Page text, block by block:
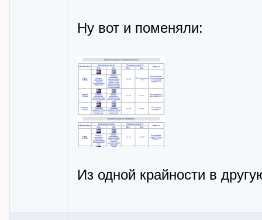
Ну вот и поменяли:
Из одной крайности в